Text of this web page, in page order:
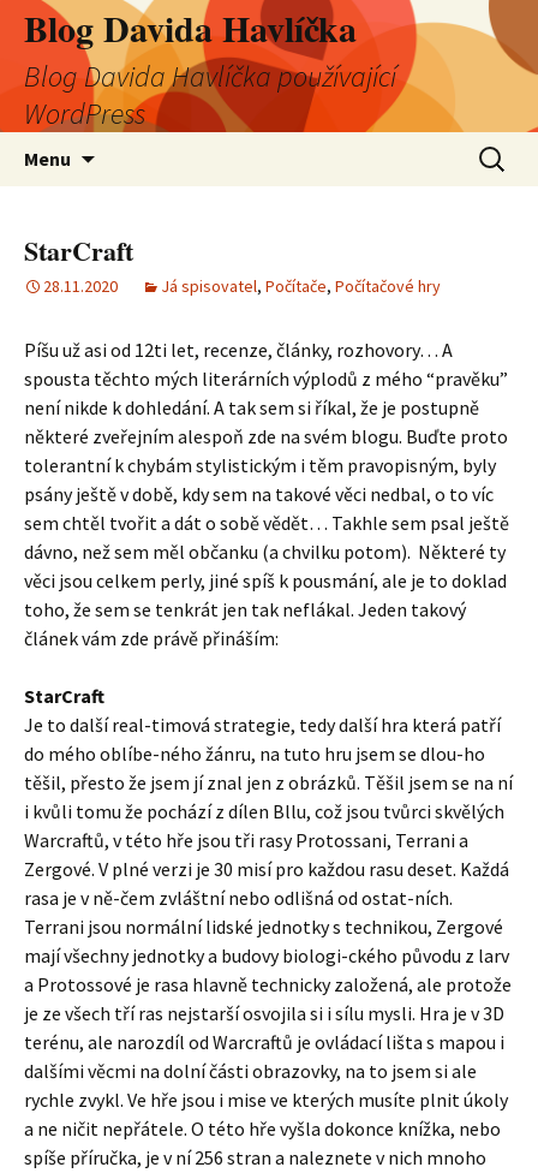
Blog Davida Havlíčka
Blog Davida Havlíčka používající
WordPress
Menu
StarCraft
28.11.2020 Já spisovatel, Počítače, Počítačové hry
Píšu už asi od 12ti let, recenze, články, rozhovory… A
spousta těchto mých literárních výplodů z mého “pravěku”
není nikde k dohledání. A tak sem si říkal, že je postupně
některé zveřejním alespoň zde na svém blogu. Buďte proto
tolerantní k chybám stylistickým i těm pravopisným, byly
psány ještě v době, kdy sem na takové věci nedbal, o to víc
sem chtěl tvořit a dát o sobě vědět… Takhle sem psal ještě
dávno, než sem měl občanku (a chvilku potom). Některé ty
věci jsou celkem perly, jiné spíš k pousmání, ale je to doklad
toho, že sem se tenkrát jen tak neflákal. Jeden takový
článek vám zde právě přináším:
StarCraft
Je to další real-timová strategie, tedy další hra která patří
do mého oblíbe-ného žánru, na tuto hru jsem se dlou-ho
těšil, přesto že jsem jí znal jen z obrázků. Těšil jsem se na ní
i kvůli tomu že pochází z dílen Bllu, což jsou tvůrci skvělých
Warcraftů, v této hře jsou tři rasy Protossani, Terrani a
Zergové. V plné verzi je 30 misí pro každou rasu deset. Každá
rasa je v ně-čem zvláštní nebo odlišná od ostat-ních.
Terrani jsou normální lidské jednotky s technikou, Zergové
mají všechny jednotky a budovy biologi-ckého původu z larv
a Protossové je rasa hlavně technicky založená, ale protože
je ze všech tří ras nejstarší osvojila si i sílu mysli. Hra je v 3D
terénu, ale narozdíl od Warcraftů je ovládací lišta s mapou i
dalšími věcmi na dolní části obrazovky, na to jsem si ale
rychle zvykl. Ve hře jsou i mise ve kterých musíte plnit úkoly
a ne ničit nepřátele. O této hře vyšla dokonce knížka, nebo
spíše příručka, je v ní 256 stran a naleznete v nich mnoho